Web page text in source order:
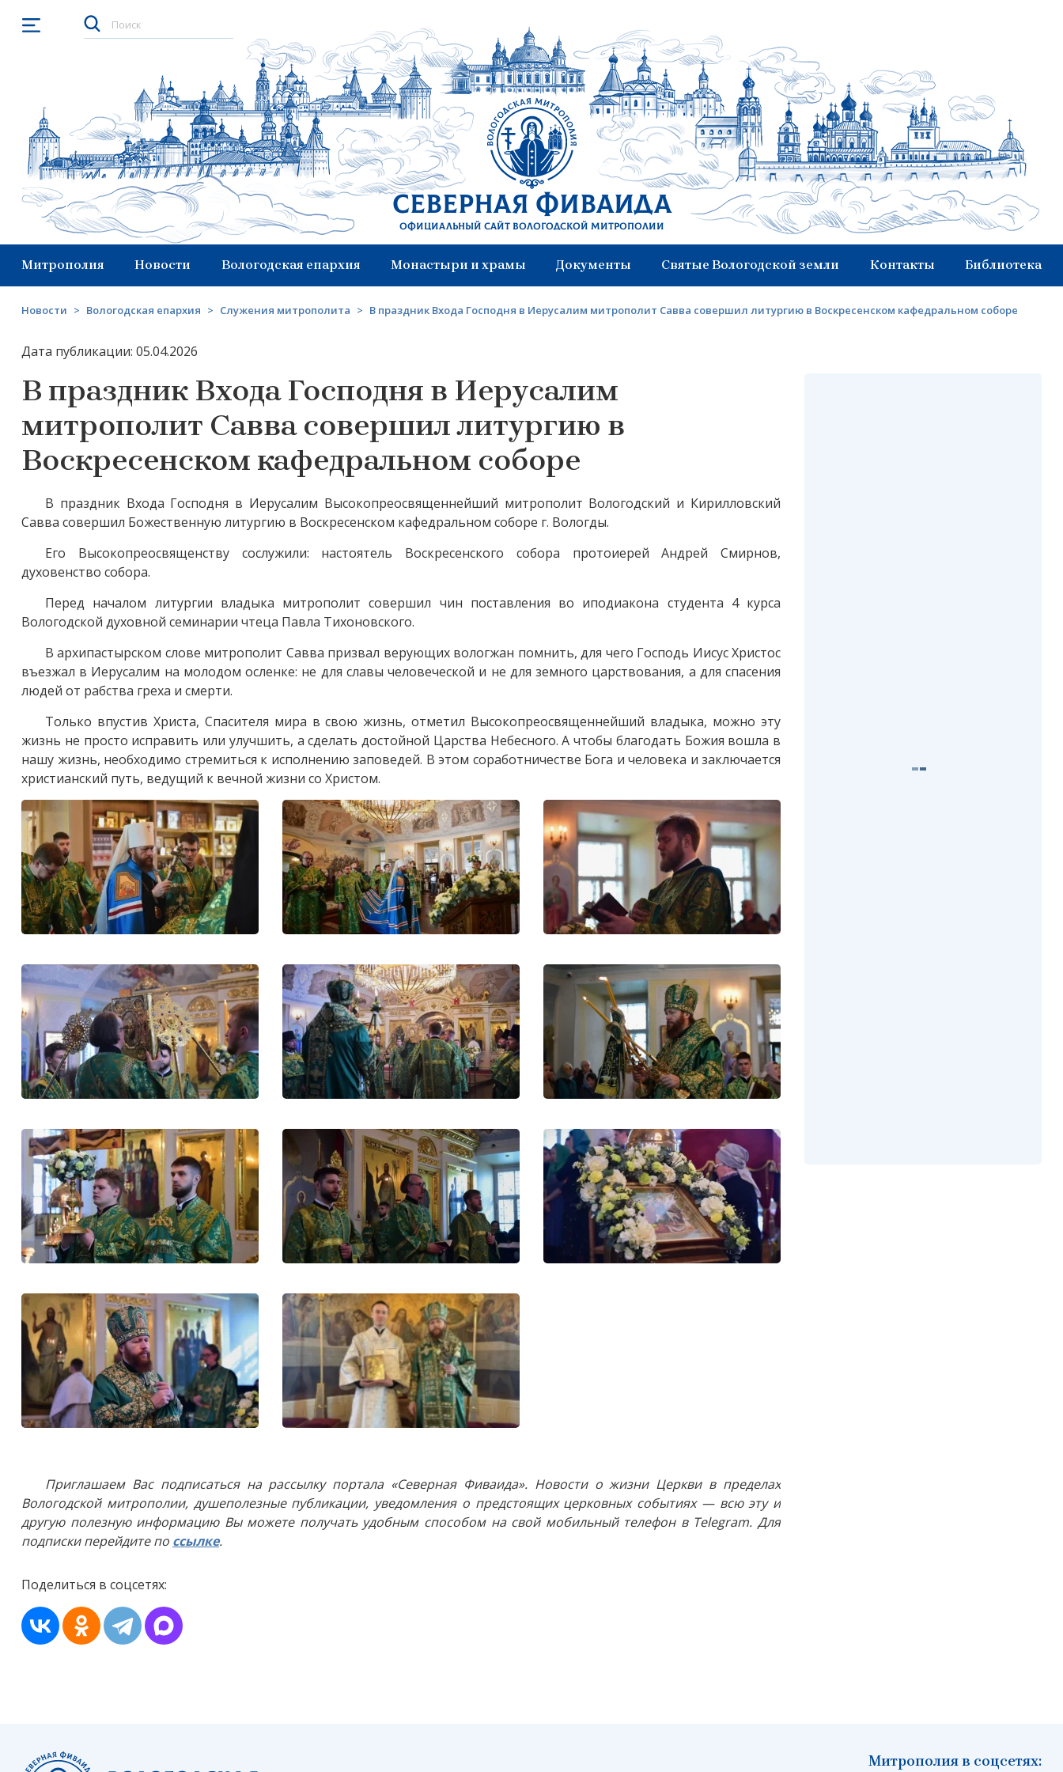
Открыть меню
Северная Фиваида
Официальный сайт Вологодской митрополии
Митрополия Новости Вологодская епархия Монастыри и храмы Документы Святые Вологодской земли Контакты Библиотека
Новости > Вологодская епархия > Служения митрополита > В праздник Входа Господня в Иерусалим митрополит Савва совершил литургию в Воскресенском кафедральном соборе
Дата публикации: 05.04.2026
В праздник Входа Господня в Иерусалим
митрополит Савва совершил литургию в
Воскресенском кафедральном соборе
В праздник Входа Господня в Иерусалим Высокопреосвященнейший митрополит Вологодский и Кирилловский
Савва совершил Божественную литургию в Воскресенском кафедральном соборе г. Вологды.
Его Высокопреосвященству сослужили: настоятель Воскресенского собора протоиерей Андрей Смирнов,
духовенство собора.
Перед началом литургии владыка митрополит совершил чин поставления во иподиакона студента 4 курса
Вологодской духовной семинарии чтеца Павла Тихоновского.
В архипастырском слове митрополит Савва призвал верующих вологжан помнить, для чего Господь Иисус Христос
въезжал в Иерусалим на молодом осленке: не для славы человеческой и не для земного царствования, а для спасения
людей от рабства греха и смерти.
Только впустив Христа, Спасителя мира в свою жизнь, отметил Высокопреосвященнейший владыка, можно эту
жизнь не просто исправить или улучшить, а сделать достойной Царства Небесного. А чтобы благодать Божия вошла в
нашу жизнь, необходимо стремиться к исполнению заповедей. В этом соработничестве Бога и человека и заключается
христианский путь, ведущий к вечной жизни со Христом.
Приглашаем Вас подписаться на рассылку портала «Северная Фиваида». Новости о жизни Церкви в пределах
Вологодской митрополии, душеполезные публикации, уведомления о предстоящих церковных событиях — всю эту и
другую полезную информацию Вы можете получать удобным способом на свой мобильный телефон в Telegram. Для
подписки перейдите по ссылке.
Поделиться в соцсетях:
Митрополия в соцсетях: